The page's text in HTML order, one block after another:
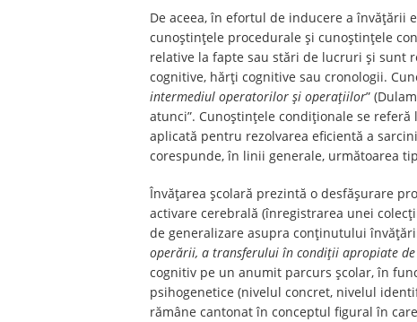
De aceea, în efortul de inducere a învățării
cunoştințele procedurale şi cunoştințele
relative la fapte sau stări de lucruri şi sunt
cognitive, hărți cognitive sau cronologii.
intermediul operatorilor și operațiilor”
atunci”. Cunoştinţele condiţionale se
aplicată pentru rezolvarea eficientă a
corespunde, în linii generale, următoarea
Învățarea școlară prezintă o desfășurare
activare cerebrală (înregistrarea unei
de generalizare asupra conținutului
operării, a transferului în condiții apropiate
cognitiv pe un anumit parcurs școlar, în
psihogenetice (nivelul concret, nivelul
rămâne cantonat în conceptul figural în